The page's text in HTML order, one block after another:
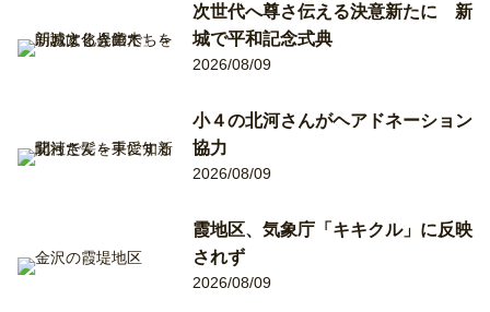
次世代へ尊さ伝える決意新たに 新
城で平和記念式典
2026/08/09
小４の北河さんがヘアドネーション
協力
2026/08/09
霞地区、気象庁「キキクル」に反映
されず
2026/08/09